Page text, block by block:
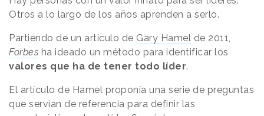
Otros a lo largo de los años aprenden a serlo.
Partiendo de un artículo de Gary Hamel de 2011,
Forbes ha ideado un método para identificar los
valores que ha de tener todo líder.
El artículo de Hamel proponía una serie de preguntas
que servían de referencia para definir las